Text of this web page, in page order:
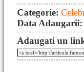
Categorie:
Data Adaugarii:
Adaugati un